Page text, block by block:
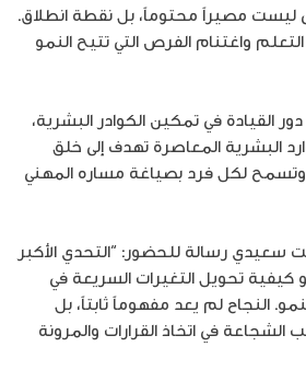
ليست مصيراً محتوماً، بل نقطة انطلاق.
واغتنام الفرص التي تتيح النمو
القيادة في تمكين الكوادر البشرية،
البشرية المعاصرة تهدف إلى خلق
وتسمح لكل فرد بصياغة مساره المهني
سعيدي رسالة للحضور: “التحدي الأكبر
كيفية تحويل التغيرات السريعة في
النجاح لم يعد مفهوماً ثابتاً، بل
في اتخاذ القرارات والمرونة